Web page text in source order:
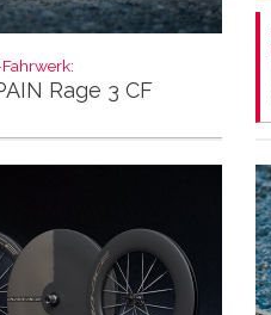
Rage 3 CF